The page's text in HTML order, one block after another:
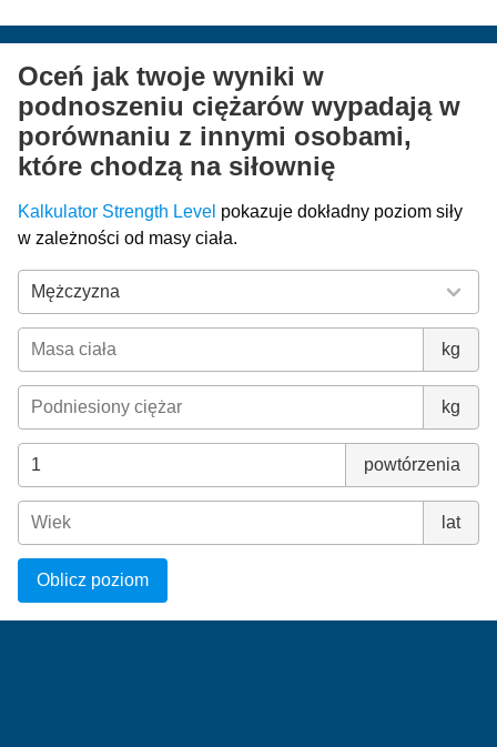
Oceń jak twoje wyniki w
podnoszeniu ciężarów wypadają w
porównaniu z innymi osobami,
które chodzą na siłownię
Kalkulator Strength Level pokazuje dokładny poziom siły
w zależności od masy ciała.
kg
kg
powtórzenia
lat
Oblicz poziom